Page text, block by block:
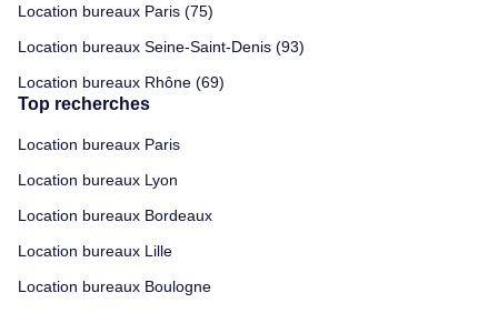
Location bureaux Paris (75)
Location bureaux Seine-Saint-Denis (93)
Location bureaux Rhône (69)
Top recherches
Location bureaux Paris
Location bureaux Lyon
Location bureaux Bordeaux
Location bureaux Lille
Location bureaux Boulogne